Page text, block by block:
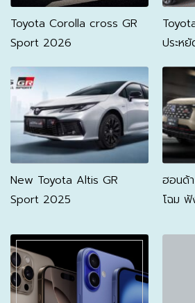
Toyota Corolla cross GR
Sport 2026
ประห
ลิตร
New Toyota Altis GR
Sport 2025
ฮอนด้
โฉม
เริ่มต้